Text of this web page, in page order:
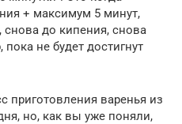
+ максимум 5 минут,
до кипения, снова
не будет достигнут
приготовления варенья из
но, как вы уже поняли,